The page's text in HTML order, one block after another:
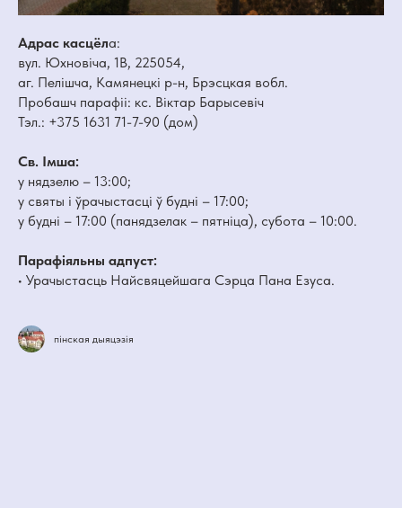
Адрас касцёла:
вул. Юхновіча, 1В, 225054,
аг. Пелішча, Камянецкі р-н, Брэсцкая вобл.
Пробашч парафіі: кс. Віктар Барысевіч
Тэл.: +375 1631 71-7-90 (дом)
Св. Імша:
у нядзелю – 13:00;
у святы і ўрачыстасці ў будні – 17:00;
у будні – 17:00 (панядзелак – пятніца), субота – 10:00.
Парафіяльны адпуст:
• Урачыстасць Найсвяцейшага Сэрца Пана Езуса.
пінская дыяцэзія